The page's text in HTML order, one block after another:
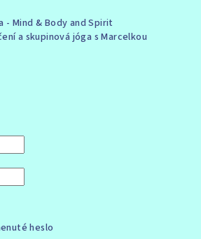
- Mind & Body and Spirit
a skupinová jóga s Marcelkou
heslo